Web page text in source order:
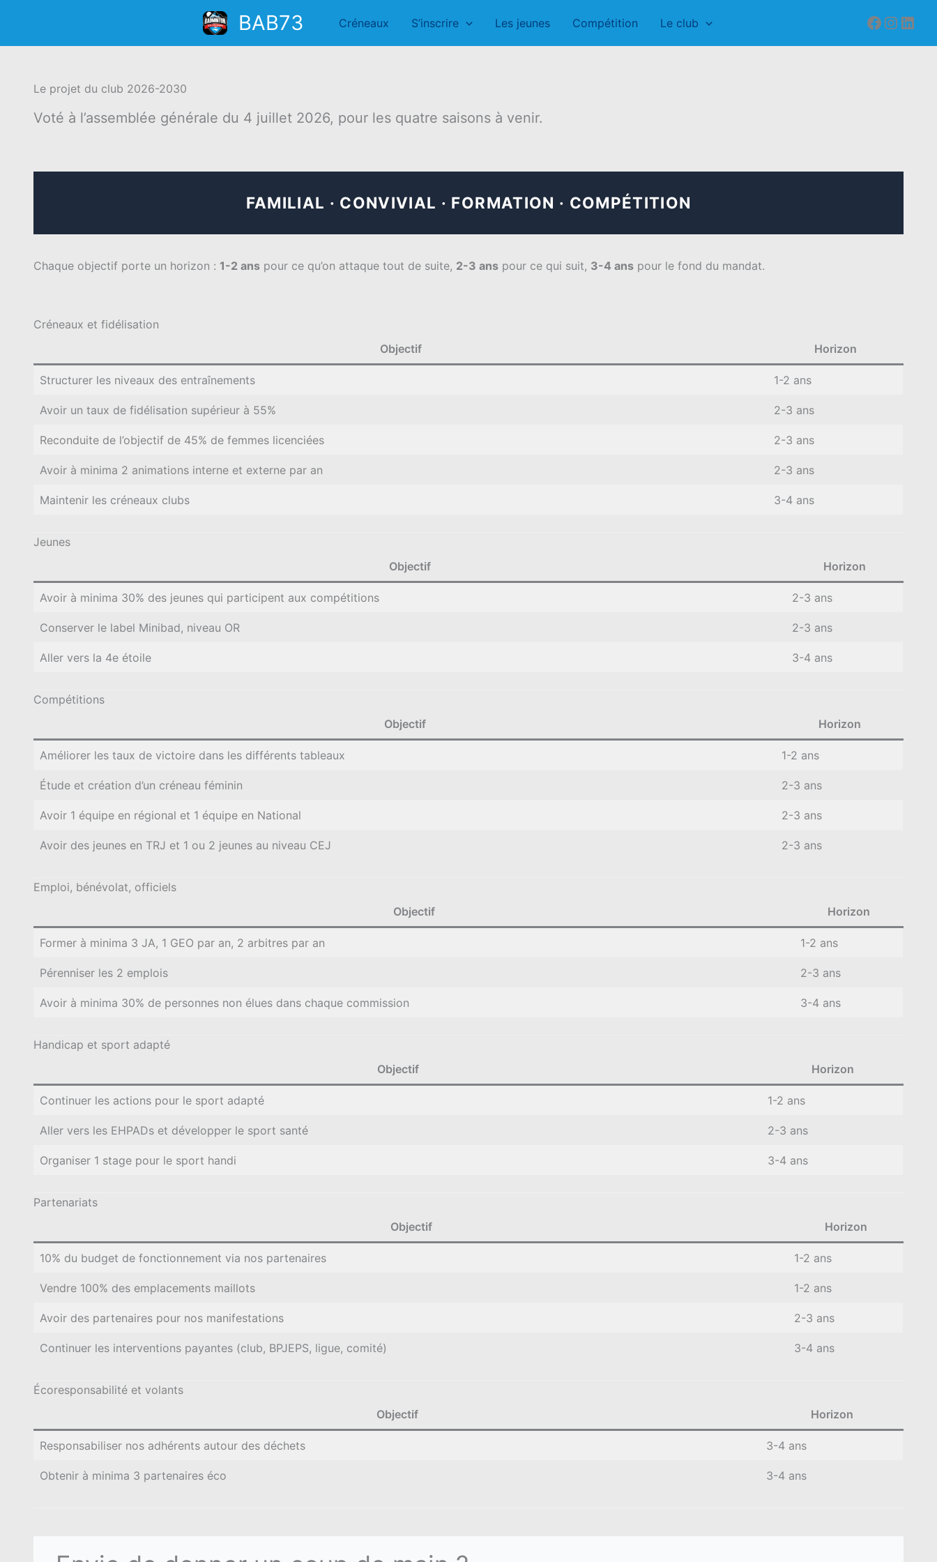
contenu
BAB73 Créneaux S’inscrire Les jeunes Compétition Le club
Le projet du club 2026-2030
Voté à l’assemblée générale du 4 juillet 2026, pour les quatre saisons à venir.
FAMILIAL · CONVIVIAL · FORMATION · COMPÉTITION
Chaque objectif porte un horizon : 1-2 ans pour ce qu’on attaque tout de suite, 2-3 ans pour ce qui suit, 3-4 ans pour le fond du mandat.
Créneaux et fidélisation
Objectif
Horizon
Structurer les niveaux des entraînements 1-2 ans
Avoir un taux de fidélisation supérieur à 55% 2-3 ans
Reconduite de l’objectif de 45% de femmes licenciées 2-3 ans
Avoir à minima 2 animations interne et externe par an 2-3 ans
Maintenir les créneaux clubs 3-4 ans
Jeunes
Objectif
Horizon
Avoir à minima 30% des jeunes qui participent aux compétitions 2-3 ans
Conserver le label Minibad, niveau OR 2-3 ans
Aller vers la 4e étoile 3-4 ans
Compétitions
Objectif
Horizon
Améliorer les taux de victoire dans les différents tableaux 1-2 ans
Étude et création d’un créneau féminin 2-3 ans
Avoir 1 équipe en régional et 1 équipe en National 2-3 ans
Avoir des jeunes en TRJ et 1 ou 2 jeunes au niveau CEJ 2-3 ans
Emploi, bénévolat, officiels
Objectif
Horizon
Former à minima 3 JA, 1 GEO par an, 2 arbitres par an 1-2 ans
Pérenniser les 2 emplois 2-3 ans
Avoir à minima 30% de personnes non élues dans chaque commission 3-4 ans
Handicap et sport adapté
Objectif
Horizon
Continuer les actions pour le sport adapté 1-2 ans
Aller vers les EHPADs et développer le sport santé 2-3 ans
Organiser 1 stage pour le sport handi 3-4 ans
Partenariats
Objectif
Horizon
10% du budget de fonctionnement via nos partenaires 1-2 ans
Vendre 100% des emplacements maillots 1-2 ans
Avoir des partenaires pour nos manifestations 2-3 ans
Continuer les interventions payantes (club, BPJEPS, ligue, comité) 3-4 ans
Écoresponsabilité et volants
Objectif
Horizon
Responsabiliser nos adhérents autour des déchets 3-4 ans
Obtenir à minima 3 partenaires éco 3-4 ans